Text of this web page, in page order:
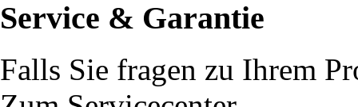
Service & Garantie
Falls Sie fragen zu Ihrem